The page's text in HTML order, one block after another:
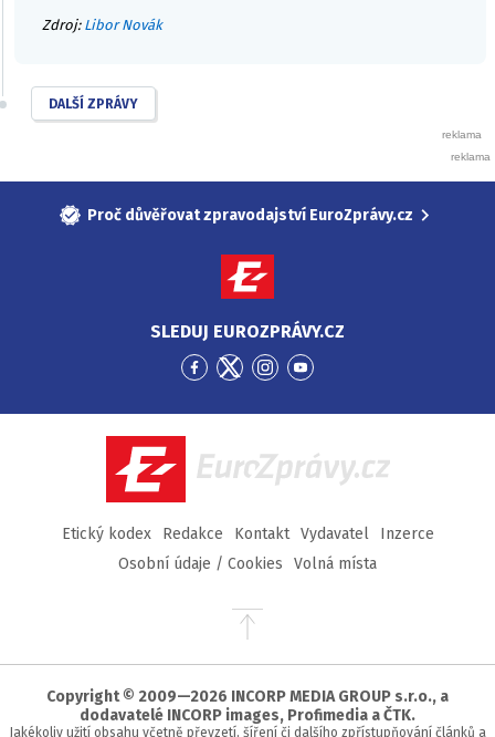
Zdroj: Libor Novák
DALŠÍ ZPRÁVY
Proč důvěřovat zpravodajství EuroZprávy.cz
SLEDUJ EUROZPRÁVY.CZ
Přejít
Facebook
Přejít
Twitter
Přejít
Instagram
Přejít
YouTube
EuroZprávy.cz
Etický kodex Redakce Kontakt Vydavatel
Inzerce
Osobní údaje / Cookies
Volná místa
Přejít
stránky
Copyright © 2009—2026 INCORP MEDIA GROUP s.r.o., a
dodavatelé INCORP images, Profimedia a ČTK.
Jakékoliv užití obsahu včetně převzetí, šíření či dalšího zpřístupňování článků a